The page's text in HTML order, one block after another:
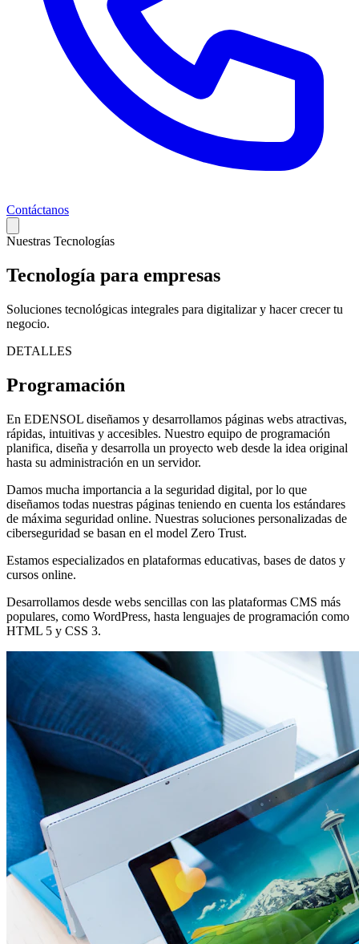
Contáctanos
Nuestras Tecnologías
Tecnología para empresas
Soluciones tecnológicas integrales para digitalizar y hacer crecer tu
negocio.
DETALLES
Programación
En EDENSOL diseñamos y desarrollamos páginas webs atractivas,
rápidas, intuitivas y accesibles. Nuestro equipo de programación
planifica, diseña y desarrolla un proyecto web desde la idea original
hasta su administración en un servidor.
Damos mucha importancia a la seguridad digital, por lo que
diseñamos todas nuestras páginas teniendo en cuenta los estándares
de máxima seguridad online. Nuestras soluciones personalizadas de
ciberseguridad se basan en el model Zero Trust.
Estamos especializados en plataformas educativas, bases de datos y
cursos online.
Desarrollamos desde webs sencillas con las plataformas CMS más
populares, como WordPress, hasta lenguajes de programación como
HTML 5 y CSS 3.